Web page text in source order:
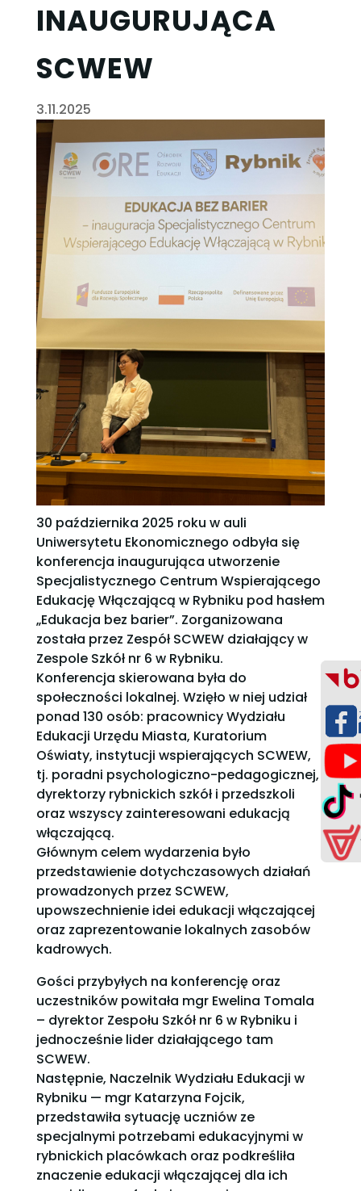
INAUGURUJĄCA
SCWEW
3.11.2025
30 października 2025 roku w auli
Uniwersytetu Ekonomicznego odbyła się
konferencja inaugurująca utworzenie
Specjalistycznego Centrum Wspierającego
Edukację Włączającą w Rybniku pod hasłem
„Edukacja bez barier”. Zorganizowana
została przez Zespół SCWEW działający w
Zespole Szkół nr 6 w Rybniku.
Konferencja skierowana była do
społeczności lokalnej. Wzięło w niej udział
ponad 130 osób: pracownicy Wydziału
Edukacji Urzędu Miasta, Kuratorium
Oświaty, instytucji wspierających SCWEW,
tj. poradni psychologiczno-pedagogicznej,
dyrektorzy rybnickich szkół i przedszkoli
oraz wszyscy zainteresowani edukacją
włączającą.
Głównym celem wydarzenia było
przedstawienie dotychczasowych działań
prowadzonych przez SCWEW,
upowszechnienie idei edukacji włączającej
oraz zaprezentowanie lokalnych zasobów
kadrowych.
Gości przybyłych na konferencję oraz
uczestników powitała mgr Ewelina Tomala
– dyrektor Zespołu Szkół nr 6 w Rybniku i
jednocześnie lider działającego tam
SCWEW.
Następnie, Naczelnik Wydziału Edukacji w
Rybniku — mgr Katarzyna Fojcik,
przedstawiła sytuację uczniów ze
specjalnymi potrzebami edukacyjnymi w
rybnickich placówkach oraz podkreśliła
znaczenie edukacji włączającej dla ich